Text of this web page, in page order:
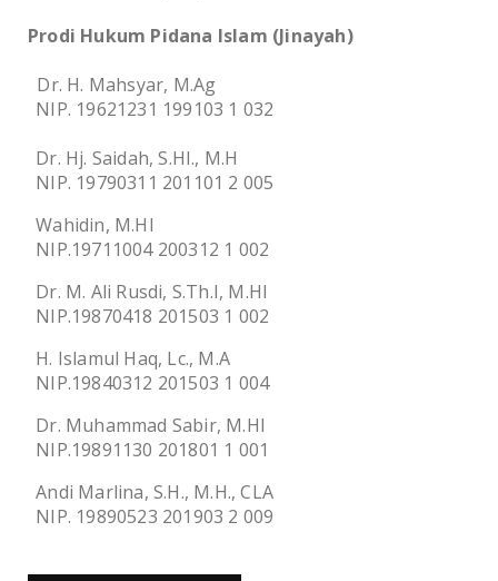
Prodi Hukum Pidana Islam (Jinayah)
Dr. H. Mahsyar, M.Ag
NIP. 19621231 199103 1 032
Dr. Hj. Saidah, S.HI., M.H
NIP. 19790311 201101 2 005
Wahidin, M.HI
NIP.19711004 200312 1 002
Dr. M. Ali Rusdi, S.Th.I, M.HI
NIP.19870418 201503 1 002
H. Islamul Haq, Lc., M.A
NIP.19840312 201503 1 004
Dr. Muhammad Sabir, M.HI
NIP.19891130 201801 1 001
Andi Marlina, S.H., M.H., CLA
NIP. 19890523 201903 2 009